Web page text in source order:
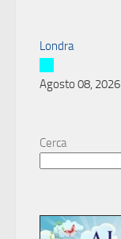
Londra
Agosto 08, 2026
Cerca